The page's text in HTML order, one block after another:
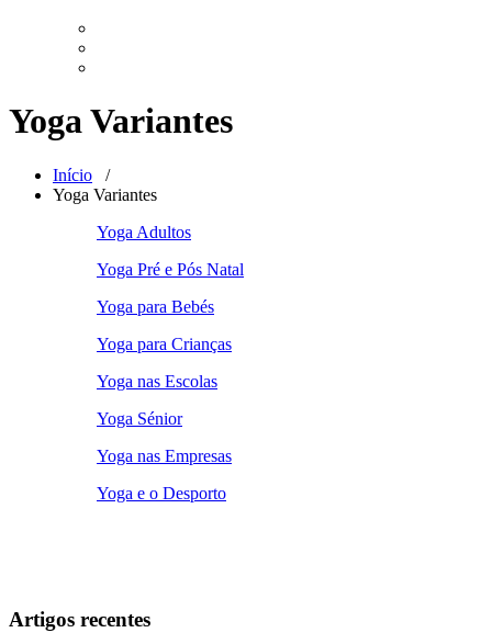
Yoga Variantes
Início /
Yoga Variantes
Yoga Adultos
Yoga Pré e Pós Natal
Yoga para Bebés
Yoga para Crianças
Yoga nas Escolas
Yoga Sénior
Yoga nas Empresas
Yoga e o Desporto
Artigos recentes